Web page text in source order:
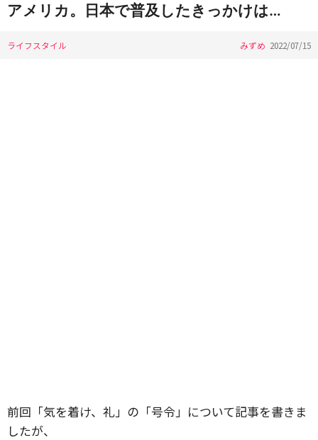
アメリカ。日本で普及したきっかけは…
ライフスタイル みずめ 2022/07/15
前回「気を着け、礼」の「号令」について記事を書きま
したが、